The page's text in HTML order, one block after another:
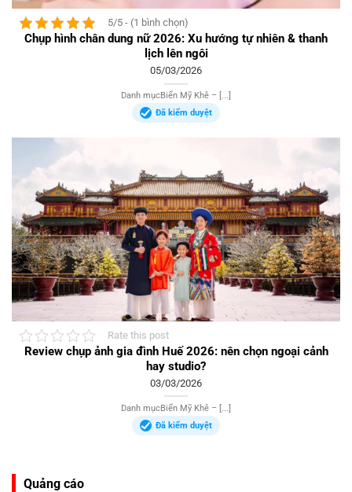
5/5 - (1 bình chọn)
Chụp hình chân dung nữ 2026: Xu hướng tự nhiên & thanh
lịch lên ngôi
05/03/2026
Danh mụcBiển Mỹ Khê – [...]
Đã kiểm duyệt
Rate this post
Review chụp ảnh gia đình Huế 2026: nên chọn ngoại cảnh
hay studio?
03/03/2026
Danh mụcBiển Mỹ Khê – [...]
Đã kiểm duyệt
Quảng cáo